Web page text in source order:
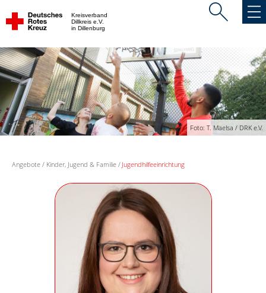
Kreisverband
Dillkreis e.V.
in Dillenburg
Foto: T. Maelsa / DRK e.V.
Angebote Kinder, Jugend & Familie Jugendhilfeeinrichtung